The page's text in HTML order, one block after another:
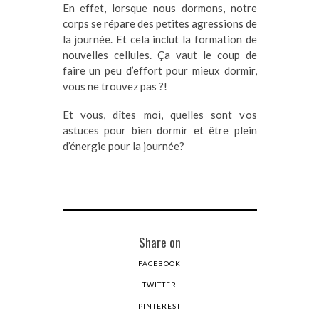
En effet, lorsque nous dormons, notre
corps se répare des petites agressions de
la journée. Et cela inclut la formation de
nouvelles cellules. Ça vaut le coup de
faire un peu d’effort pour mieux dormir,
vous ne trouvez pas ?!
Et vous, dîtes moi, quelles sont vos
astuces pour bien dormir et être plein
d’énergie pour la journée?
Share on
FACEBOOK
TWITTER
PINTEREST